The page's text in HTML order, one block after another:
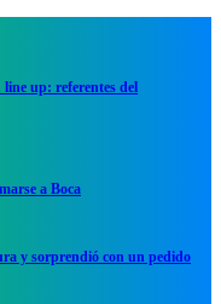
up: referentes del
a Boca
y sorprendió con un pedido